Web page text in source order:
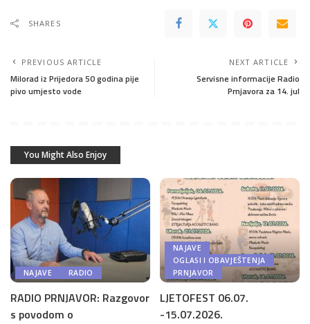
SHARES
PREVIOUS ARTICLE
Milorad iz Prijedora 50 godina pije
pivo umjesto vode
NEXT ARTICLE
Servisne informacije Radio
Prnjavora za 14. jul
You Might Also Enjoy
NAJAVE RADIO
RADIO PRNJAVOR: Razgovor
s povodom o
NAJAVE
OGLASI I OBAVJEŠTENJA
PRNJAVOR
LJETOFEST 06.07.
-15.07.2026.